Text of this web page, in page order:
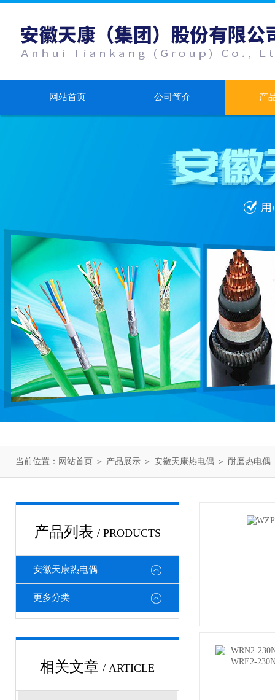
网站首页 公司简介 产
当前位置： 网站首页 ＞ 产品展示 ＞ 安徽天康热电偶 ＞ 耐磨热电偶
产品列表 / PRODUCTS
安徽天康热电偶
更多分类
相关文章 / ARTICLE